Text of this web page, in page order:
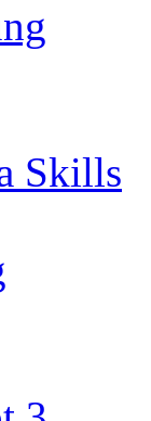
Skills